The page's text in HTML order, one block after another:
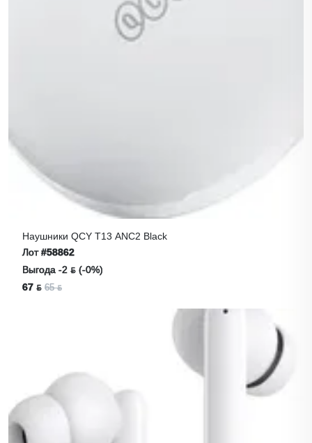
Наушники QCY T13 ANC2 Black
Лот#58862
Выгода -2 ƃ (-0%)
67 ƃ 65 ƃ